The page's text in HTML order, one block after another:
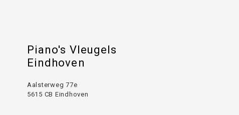
Piano's Vleugels
Eindhoven
Aalsterweg 77e
5615 CB Eindhoven